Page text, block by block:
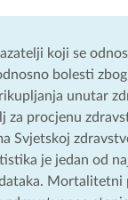
koji se
bolesti
unutar
za procjenu
Svjetskoj
je jedan od
Mortalitetni